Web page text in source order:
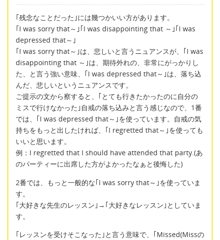
｢残念なことだった｣には幾つかいい方があります。
｢I was sorry that～｣｢I was disappointing that ～｣｢I was
depressed that～｣
｢I was sorry that～｣は、悲しいと言うニュアンスが、｢I was
disappointing that ～｣は、期待外れの、非常にがっかりし
た、と言う強い意味、｢I was depressed that～｣は、落ち込
んだ、悲しいというニュアンスです。
ご提示の文から察すると、｢とても行きたかったのに自分の
ミスで行けなかった｣自戒の落ち込みと言う感じなので、1番
では、｢I was depressed that～｣を使っています。自戒の気
持ちをもっと出したければ、｢I regretted that～｣を使っても
いいと思います。
例：I regretted that I should have attended that party.(あ
のパーティーに出席した方がよかったなぁと後悔した)
2番では、もっと一般的な｢I was sorry that～｣を使っていま
す。
｢大好きな先生のレッスン｣→｢大好きなレッスン｣としていま
す。
｢レッスンを受けそこなった｣と言う意味で、｢Missed(Missの